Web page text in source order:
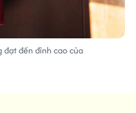
đạt đến đỉnh cao của